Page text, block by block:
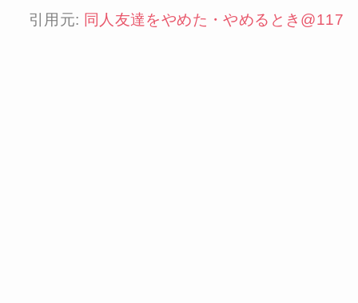
引用元: 同人友達をやめた・やめるとき@117